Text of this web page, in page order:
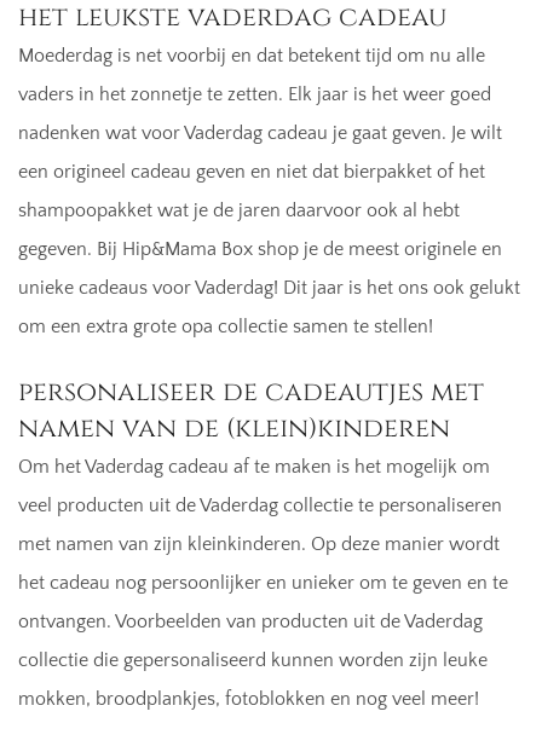
het leukste vaderdag cadeau
Moederdag is net voorbij en dat betekent tijd om nu alle
vaders in het zonnetje te zetten. Elk jaar is het weer goed
nadenken wat voor Vaderdag cadeau je gaat geven. Je wilt
een origineel cadeau geven en niet dat bierpakket of het
shampoopakket wat je de jaren daarvoor ook al hebt
gegeven. Bij Hip&Mama Box shop je de meest originele en
unieke cadeaus voor Vaderdag! Dit jaar is het ons ook gelukt
om een extra grote opa collectie samen te stellen!
personaliseer de cadeautjes met
namen van de (klein)kinderen
Om het Vaderdag cadeau af te maken is het mogelijk om
veel producten uit de Vaderdag collectie te personaliseren
met namen van zijn kleinkinderen. Op deze manier wordt
het cadeau nog persoonlijker en unieker om te geven en te
ontvangen. Voorbeelden van producten uit de Vaderdag
collectie die gepersonaliseerd kunnen worden zijn leuke
mokken, broodplankjes, fotoblokken en nog veel meer!